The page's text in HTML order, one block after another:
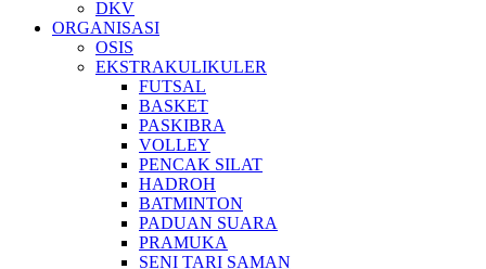
DKV
ORGANISASI
OSIS
EKSTRAKULIKULER
FUTSAL
BASKET
PASKIBRA
VOLLEY
PENCAK SILAT
HADROH
BATMINTON
PADUAN SUARA
PRAMUKA
SENI TARI SAMAN